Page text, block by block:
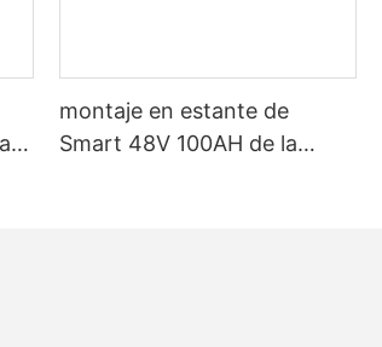
montaje en estante de
Smart 48V 100AH ​​de la